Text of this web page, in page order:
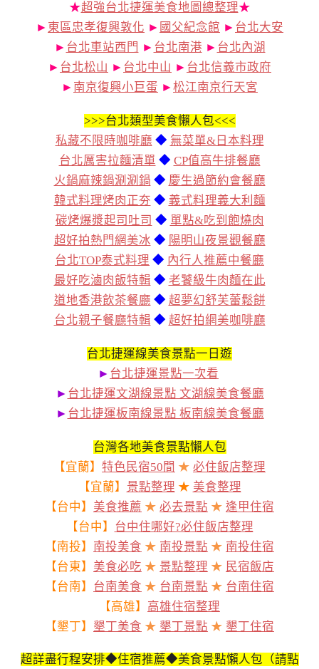
★超強台北捷運美食地圖總整理★
► 東區忠孝復興敦化 ► 國父紀念館 ► 台北大安
► 台北車站西門 ► 台北南港 ► 台北內湖
► 台北松山 ► 台北中山 ► 台北信義市政府
► 南京復興小巨蛋 ► 松江南京行天宮
>>>台北類型美食懶人包<<<
私藏不限時咖啡廳 ◆ 無菜單&日本料理
台北厲害拉麵清單 ◆ CP值高牛排餐廳
火鍋麻辣鍋涮涮鍋 ◆ 慶生過節約會餐廳
韓式料理烤肉正夯 ◆ 義式料理義大利麵
碳烤爆漿起司吐司 ◆ 單點&吃到飽燒肉
超好拍熱門網美冰 ◆ 陽明山夜景觀餐廳
台北TOP泰式料理 ◆ 內行人推薦中餐廳
最好吃滷肉飯特輯 ◆ 老饕級牛肉麵在此
道地香港飲茶餐廳 ◆ 超夢幻舒芙蕾鬆餅
台北親子餐廳特輯 ◆ 超好拍網美咖啡廳
台北捷運線美食景點一日遊
► 台北捷運景點一次看
► 台北捷運文湖線景點 文湖線美食餐廳
► 台北捷運板南線景點 板南線美食餐廳
台灣各地美食景點懶人包
【宜蘭】 特色民宿50間 ★ 必住飯店整理
【宜蘭】 景點整理 ★ 美食整理
【台中】 美食推薦 ★ 必去景點 ★ 逢甲住宿
【台中】 台中住哪好?必住飯店整理
【南投】 南投美食 ★ 南投景點 ★ 南投住宿
【台東】 美食必吃 ★ 景點整理 ★ 民宿飯店
【台南】 台南美食 ★ 台南景點 ★ 台南住宿
【高雄】 高雄住宿整理
【墾丁】 墾丁美食 ★ 墾丁景點 ★ 墾丁住宿
超詳盡行程安排◆住宿推薦◆美食景點懶人包（請點